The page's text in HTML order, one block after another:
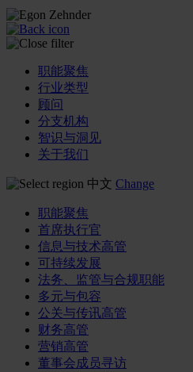
职能聚焦
行业类型
顾问
分支机构
智识与洞见
关于我们
中文 Change
职能聚焦
首席执行官
信息与技术高管
可持续发展
法务、监管与合规职能
多元与包容
公关与传讯高管
财务高管
营销高管
董事会成员寻访